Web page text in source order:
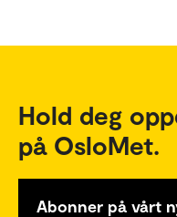
Hold deg
på OsloMet.
Abonner på vårt